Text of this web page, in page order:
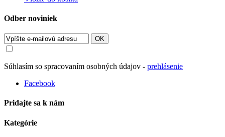
Odber noviniek
OK
Súhlasím so spracovaním osobných údajov - prehlásenie
Facebook
Pridajte sa k nám
Kategórie